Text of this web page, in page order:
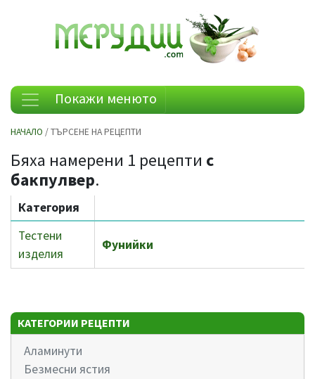
Покажи менюто
НАЧАЛО / ТЪРСЕНЕ НА РЕЦЕПТИ
Бяха намерени 1 рецепти с
бакпулвер.
Категория
Тестени
изделия
Фунийки
КАТЕГОРИИ РЕЦЕПТИ
Аламинути
Безмесни ястия